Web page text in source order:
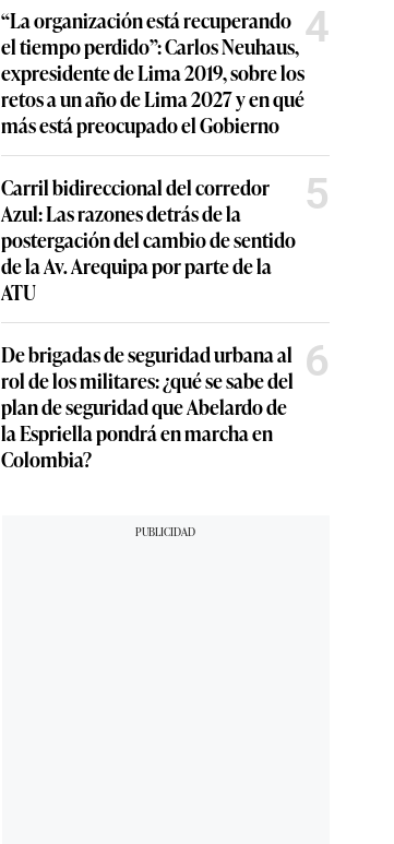
“La organización está recuperando
el tiempo perdido”: Carlos Neuhaus,
expresidente de Lima 2019, sobre los
retos a un año de Lima 2027 y en qué
más está preocupado el Gobierno
4
Carril bidireccional del corredor
Azul: Las razones detrás de la
postergación del cambio de sentido
de la Av. Arequipa por parte de la
ATU
5
De brigadas de seguridad urbana al
rol de los militares: ¿qué se sabe del
plan de seguridad que Abelardo de
la Espriella pondrá en marcha en
Colombia?
6